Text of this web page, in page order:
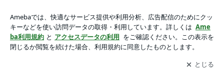
アプリをダウンロードして ブログの更新通知
を受け取りまし
ょう。
開く